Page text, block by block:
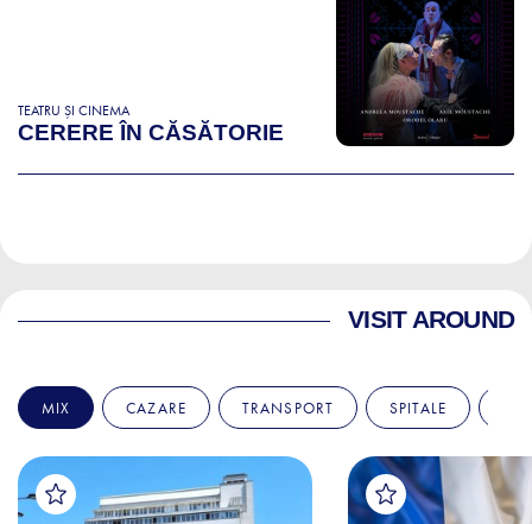
TEATRU ȘI CINEMA
CERERE ÎN CĂSĂTORIE
VISIT AROUND
MIX CAZARE TRANSPORT SPITALE